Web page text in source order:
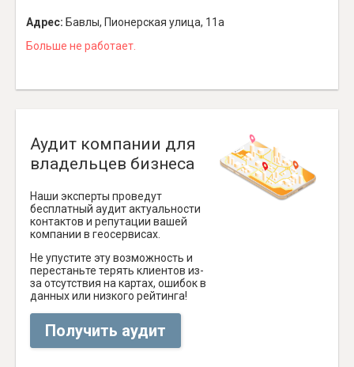
Адрес: Бавлы, Пионерская улица, 11а
Больше не работает.
Аудит компании для
владельцев бизнеса
Наши эксперты проведут
бесплатный аудит актуальности
контактов и репутации вашей
компании в геосервисах.
Не упустите эту возможность и
перестаньте терять клиентов из-
за отсутствия на картах, ошибок в
данных или низкого рейтинга!
Получить аудит